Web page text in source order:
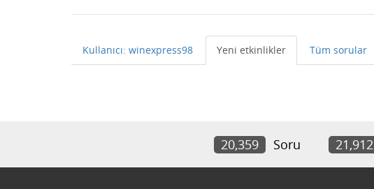
Kullanıcı: winexpress98 Yeni etkinlikler Tüm sorular
20,359 Soru 21,912